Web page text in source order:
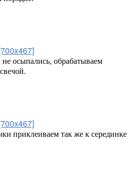
осыпались, обрабатываем
приклеиваем так же к серединке